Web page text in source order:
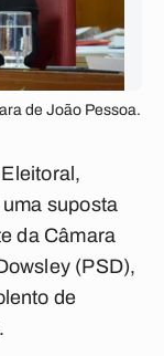
de João Pessoa.
suposta
da Câmara
(PSD),
de